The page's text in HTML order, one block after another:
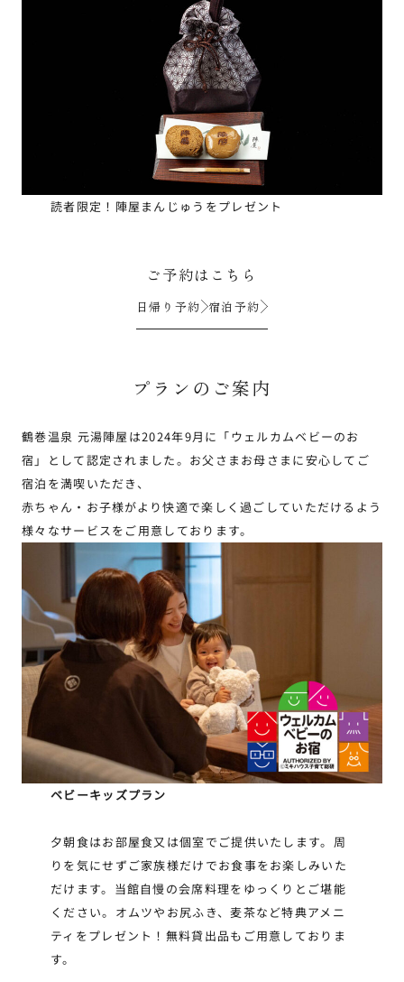
読者限定！陣屋まんじゅうをプレゼント
ご予約はこちら
日帰り予約 宿泊予約
プランのご案内
鶴巻温泉 元湯陣屋は2024年9月に「ウェルカムベビーのお
宿」として認定されました。お父さまお母さまに安心してご
宿泊を満喫いただき、
赤ちゃん・お子様がより快適で楽しく過ごしていただけるよう
様々なサービスをご用意しております。
ベビーキッズプラン
夕朝食はお部屋食又は個室でご提供いたします。周
りを気にせずご家族様だけでお食事をお楽しみいた
だけます。当館自慢の会席料理をゆっくりとご堪能
ください。オムツやお尻ふき、麦茶など特典アメニ
ティをプレゼント！無料貸出品もご用意しておりま
す。